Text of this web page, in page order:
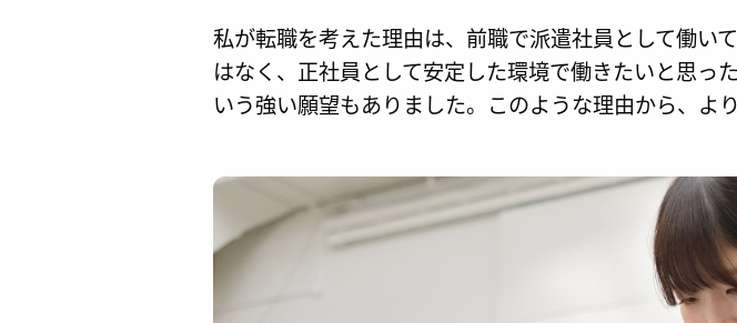
私が転職を考えた理由は、前職で派遣社員として働い
はなく、正社員として安定した環境で働きたいと思っ
いう強い願望もありました。このような理由から、よ